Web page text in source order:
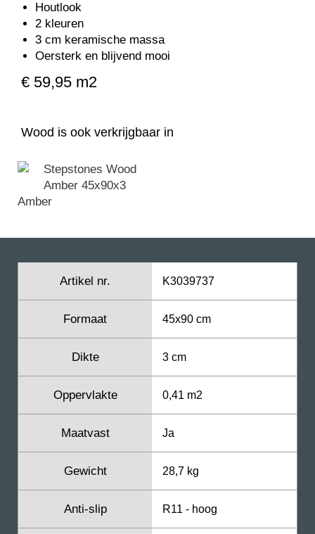
Houtlook
2 kleuren
3 cm keramische massa
Oersterk en blijvend mooi
€ 59,95 m2
Wood is ook verkrijgbaar in
Amber
Artikel nr. K3039737
Formaat 45x90 cm
Dikte 3 cm
Oppervlakte 0,41 m2
Maatvast Ja
Gewicht 28,7 kg
Anti-slip R11 - hoog